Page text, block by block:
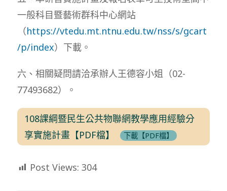
一般科目暨藝術群科中心網站
（https://vtedu.mt.ntnu.edu.tw/nss/s/gcart
/p/index）下載。
六、相關疑問請洽承辦人王德容小姐（02-
77493682）。
108課綱暨民生公共物聯網教學應用經驗分
享實施計畫【PDF檔】
下載【PDF檔】
Post Views: 304